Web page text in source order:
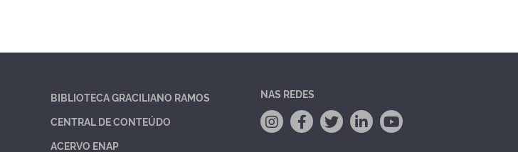
BIBLIOTECA GRACILIANO RAMOS
CENTRAL DE CONTEÚDO
ACERVO ENAP
NAS REDES